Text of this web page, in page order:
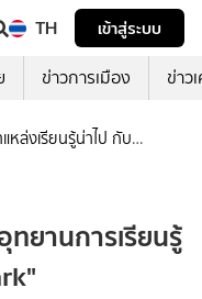
TH
เข้าสู่ระบบ
ข่าวการเมือง ข่าว
แหล่งเรียนรู้น่าไป กับ
ทยานการเรียนรู้